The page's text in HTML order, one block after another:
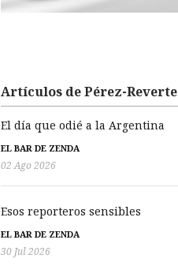
Artículos de Pérez-Reverte
El día que odié a la Argentina
EL BAR DE ZENDA
02 Ago 2026
Esos reporteros sensibles
EL BAR DE ZENDA
30 Jul 2026